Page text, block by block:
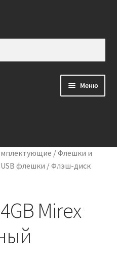
Меню
/Флешки и
USB флешки /Флэш-диск
Mirex